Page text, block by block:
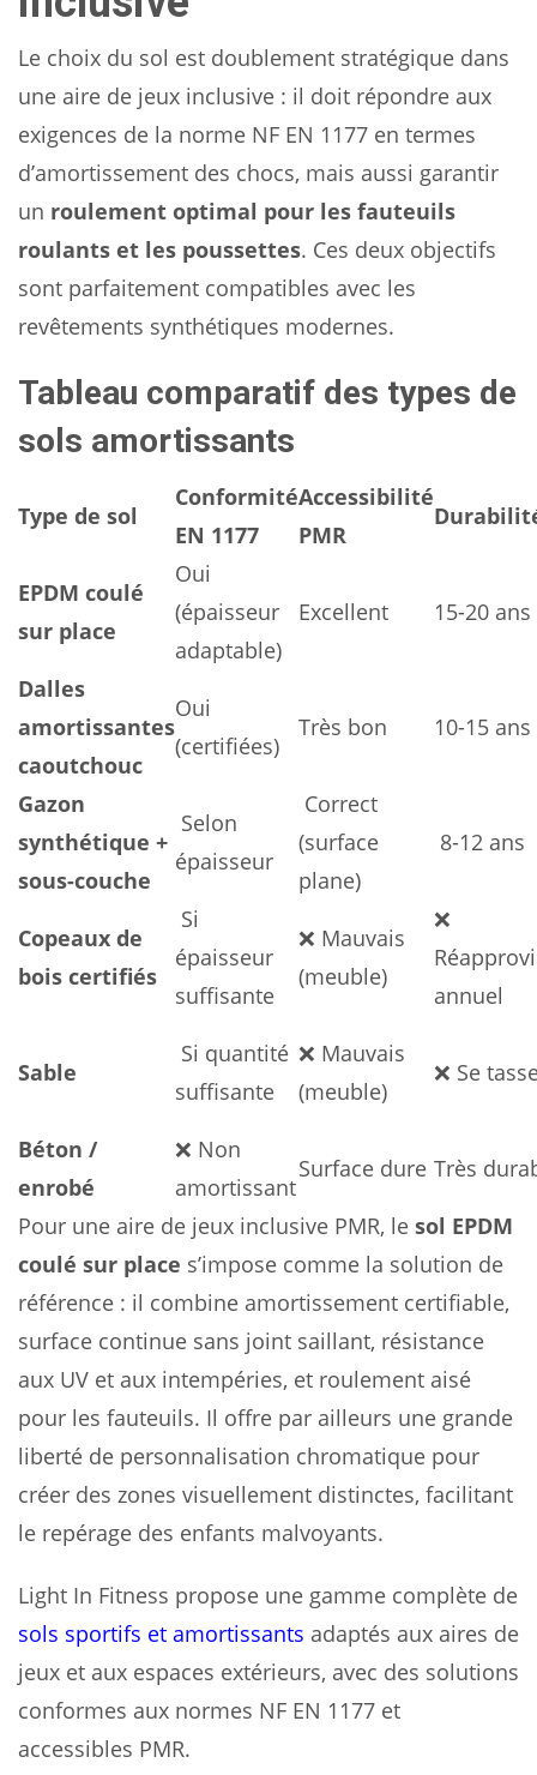
Le choix du sol est doublement stratégique dans
une aire de jeux inclusive : il doit répondre aux
exigences de la norme NF EN 1177 en termes
d’amortissement des chocs, mais aussi garantir
un roulement optimal pour les fauteuils
roulants et les poussettes. Ces deux objectifs
sont parfaitement compatibles avec les
revêtements synthétiques modernes.
Tableau comparatif des types de
sols amortissants
Type de sol
Conformité
EN 1177
Accessibilité
PMR
EPDM coulé
sur place
Oui
(épaisseur
adaptable)
Excellent 15-20 ans
Dalles
amortissantes
caoutchouc
Oui
(certifiées)
Très bon 10-15 ans
Gazon
synthétique +
sous-couche
️ Selon
épaisseur
️ Correct
(surface
plane)
️ 8-12 ans
Copeaux de
bois certifiés
️ Si
épaisseur
suffisante
❌ Mauvais
(meuble)
❌
annuel
Sable
️ Si quantité
suffisante
❌ Mauvais
(meuble)
❌ Se
Béton /
enrobé
❌ Non
amortissant
Surface dure Très
Pour une aire de jeux inclusive PMR, le sol EPDM
coulé sur place s’impose comme la solution de
référence : il combine amortissement certifiable,
surface continue sans joint saillant, résistance
aux UV et aux intempéries, et roulement aisé
pour les fauteuils. Il offre par ailleurs une grande
liberté de personnalisation chromatique pour
créer des zones visuellement distinctes, facilitant
le repérage des enfants malvoyants.
Light In Fitness propose une gamme complète de
sols sportifs et amortissants adaptés aux aires de
jeux et aux espaces extérieurs, avec des solutions
conformes aux normes NF EN 1177 et
accessibles PMR.